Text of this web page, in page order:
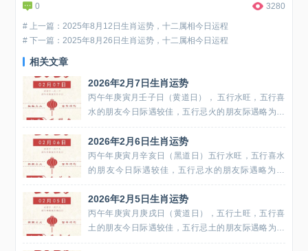
0 3280
# 上一篇：2025年8月12日生肖运势，十二属相今日运程
# 下一篇：2025年8月26日生肖运势，十二属相今日运程
相关文章
2026年2月7日生肖运势
丙午年庚寅月壬子日（黄道日）， 五行水旺，五行喜
水的朋友今日际遇较佳，五行忌火的朋友际遇略为走
低。生肖龙今天生肖龙财运佳，可能收到奖金红包，
以至于自身喜气洋洋，喜上眉梢。今天人脉会比较
好，团队协...
2026年2月6日生肖运势
丙午年庚寅月辛亥日（黑道日）五行水旺，五行喜水
的朋友今日际遇较佳，五行忌水的朋友际遇略为走
低。生肖兔今天生肖兔会在朋友圈中脱颖而出，会特
别得到朋友们的关注和认可，你们也想和身边的朋友
多多互动，人际运有所提...
2026年2月5日生肖运势
丙午年庚寅月庚戌日（黄道日），五行土旺，五行喜
土的朋友今日际遇较佳，五行忌土的朋友际遇略为走
低。生肖虎今天生肖虎有机会遇到志同道合的伙伴。